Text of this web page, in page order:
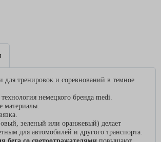
для тренировок и соревнований в темное
немецкого бренда medi.
материалы.
зеленый или оранжевый) делает
для автомобилей и другого транспорта.